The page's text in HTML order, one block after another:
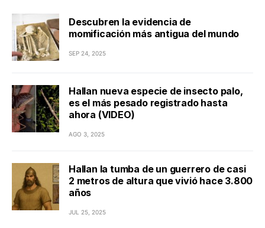
Descubren la evidencia de
momificación más antigua del mundo
SEP 24, 2025
Hallan nueva especie de insecto palo,
es el más pesado registrado hasta
ahora (VIDEO)
AGO 3, 2025
Hallan la tumba de un guerrero de casi
2 metros de altura que vivió hace 3.800
años
JUL 25, 2025